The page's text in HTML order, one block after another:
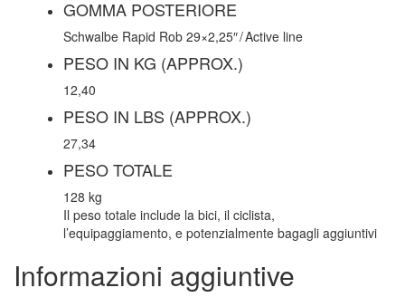
GOMMA POSTERIORE
Schwalbe Rapid Rob 29×2,25″ / Active line
PESO IN KG (APPROX.)
12,40
PESO IN LBS (APPROX.)
27,34
PESO TOTALE
128 kg
Il peso totale include la bici, il ciclista,
l’equipaggiamento, e potenzialmente bagagli aggiuntivi
Informazioni aggiuntive